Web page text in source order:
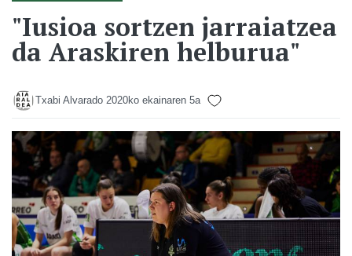
"Iusioa sortzen jarraiatzea
da Araskiren helburua"
Txabi Alvarado 2020ko ekainaren 5a